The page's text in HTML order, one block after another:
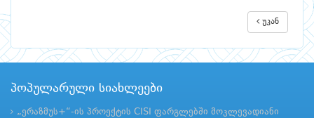
უკან
პოპულარული სიახლეები
„ერაზმუს+“-ის პროექტის CISI ფარგლებში მოკლევადიანი